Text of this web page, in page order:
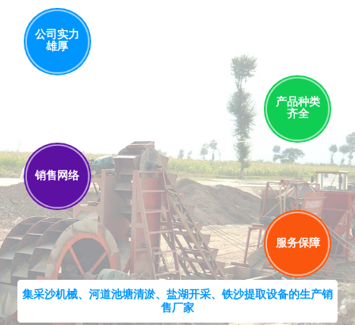
公司实力
雄厚
产品种类
齐全
销售网络
服务保障
集采沙机械、河道池塘清淤、盐湖开采、铁沙提取设备的生产销
售厂家